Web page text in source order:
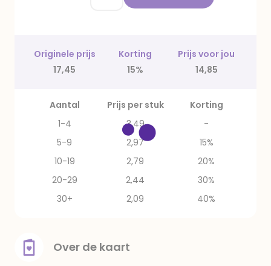
Originele prijs Korting
Prijs voor jou
17,45
15% 14,85
Aantal Prijs per stuk
Korting
1-4
3,49
-
5-9
2,97
15%
10-19
2,79
20%
20-29
2,44
30%
30+
2,09 40%
Over de kaart